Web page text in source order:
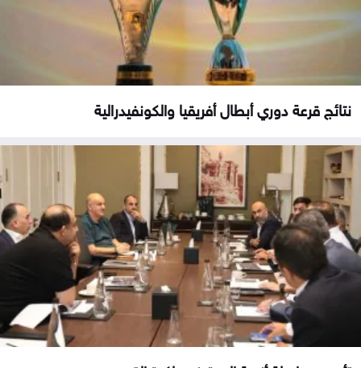
نتائج قرعة دوري أبطال أفريقيا والكونفيدرالية